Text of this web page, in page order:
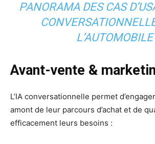
PANORAMA DES CAS
L’AUTOMOBILE
Avant-vente &
L’IA conversationnelle permet
amont de leur parcours d’achat et de
efficacement leurs besoins :